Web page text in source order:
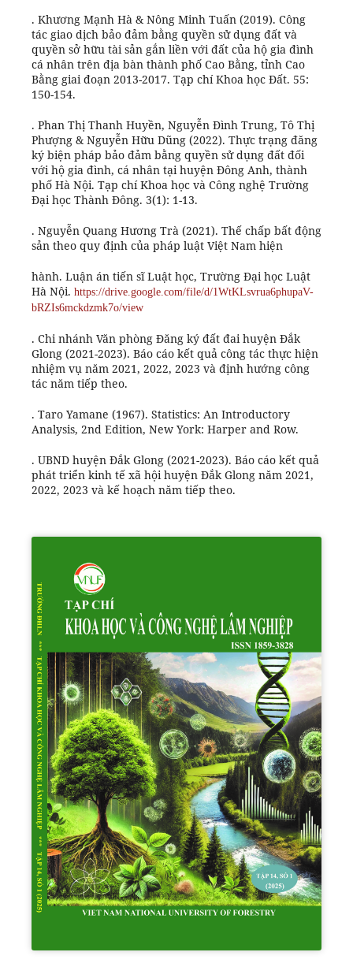
. Khương Mạnh Hà & Nông Minh Tuấn (2019). Công
tác giao dịch bảo đảm bằng quyền sử dụng đất và
quyền sở hữu tài sản gắn liền với đất của hộ gia đình
cá nhân trên địa bàn thành phố Cao Bằng, tỉnh Cao
Bằng giai đoạn 2013-2017. Tạp chí Khoa học Đất. 55:
150-154.
. Phan Thị Thanh Huyền, Nguyễn Đình Trung, Tô Thị
Phượng & Nguyễn Hữu Dũng (2022). Thực trạng đăng
ký biện pháp bảo đảm bằng quyền sử dụng đất đối
với hộ gia đình, cá nhân tại huyện Đông Anh, thành
phố Hà Nội. Tạp chí Khoa học và Công nghệ Trường
Đại học Thành Đông. 3(1): 1-13.
. Nguyễn Quang Hương Trà (2021). Thế chấp bất động
sản theo quy định của pháp luật Việt Nam hiện
hành. Luận án tiến sĩ Luật học, Trường Đại học Luật
Hà Nội. https://drive.google.com/file/d/1WtKLsvrua6phupaV-
bRZIs6mckdzmk7o/view
. Chi nhánh Văn phòng Đăng ký đất đai huyện Đắk
Glong (2021-2023). Báo cáo kết quả công tác thực hiện
nhiệm vụ năm 2021, 2022, 2023 và định hướng công
tác năm tiếp theo.
. Taro Yamane (1967). Statistics: An Introductory
Analysis, 2nd Edition, New York: Harper and Row.
. UBND huyện Đắk Glong (2021-2023). Báo cáo kết quả
phát triển kinh tế xã hội huyện Đắk Glong năm 2021,
2022, 2023 và kế hoạch năm tiếp theo.